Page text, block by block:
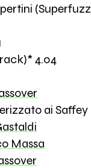
4.04
ai Saffey
Massa